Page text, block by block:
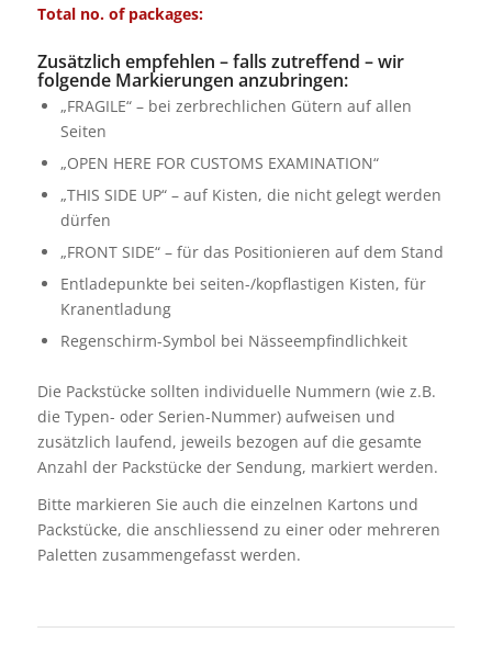
Total no. of packages:
Zusätzlich empfehlen – falls zutreffend – wir
folgende Markierungen anzubringen:
„FRAGILE“ – bei zerbrechlichen Gütern auf allen
Seiten
„OPEN HERE FOR CUSTOMS EXAMINATION“
„THIS SIDE UP“ – auf Kisten, die nicht gelegt werden
dürfen
„FRONT SIDE“ – für das Positionieren auf dem Stand
Entladepunkte bei seiten-/kopflastigen Kisten, für
Kranentladung
Regenschirm-Symbol bei Nässeempfindlichkeit
Die Packstücke sollten individuelle Nummern (wie z.B.
die Typen- oder Serien-Nummer) aufweisen und
zusätzlich laufend, jeweils bezogen auf die gesamte
Anzahl der Packstücke der Sendung, markiert werden.
Bitte markieren Sie auch die einzelnen Kartons und
Packstücke, die anschliessend zu einer oder mehreren
Paletten zusammengefasst werden.